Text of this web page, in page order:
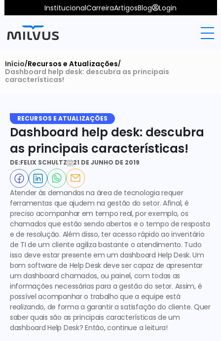
InstitucionalCarreiraArtigosBlog Login
Início/Recursos e Atualizações/
Dashboard help desk: descubra as principais
características!
RECURSOS E ATUALIZAÇÕES
Dashboard help desk: descubra
as principais características!
DE:FELIX SCHULTZ 21 DE JUNHO DE 2019
Atender às demandas na área de tecnologia requer
ferramentas que ajudem na gestão do setor. Afinal, é
preciso acompanhar em tempo real, por exemplo, os
chamados que estão sendo abertos e o tempo de resposta
e de resolução. Além disso, ter acesso rápido ao inventário
de TI de um cliente agiliza bastante o atendimento. Tudo
isso deve estar presente em um dashboard Help Desk. Um
bom software de Help Desk deve ser capaz de apresentar
um dashboard chamados, ou painel, com todas as
informações necessárias para a gestão do setor. Assim, é
possível acompanhar o trabalho que a equipe está
realizando, de forma a garantir a satisfação do cliente. Quer
saber quais são as principais características de um
dashboard Help Desk? Então, continue a leitura!